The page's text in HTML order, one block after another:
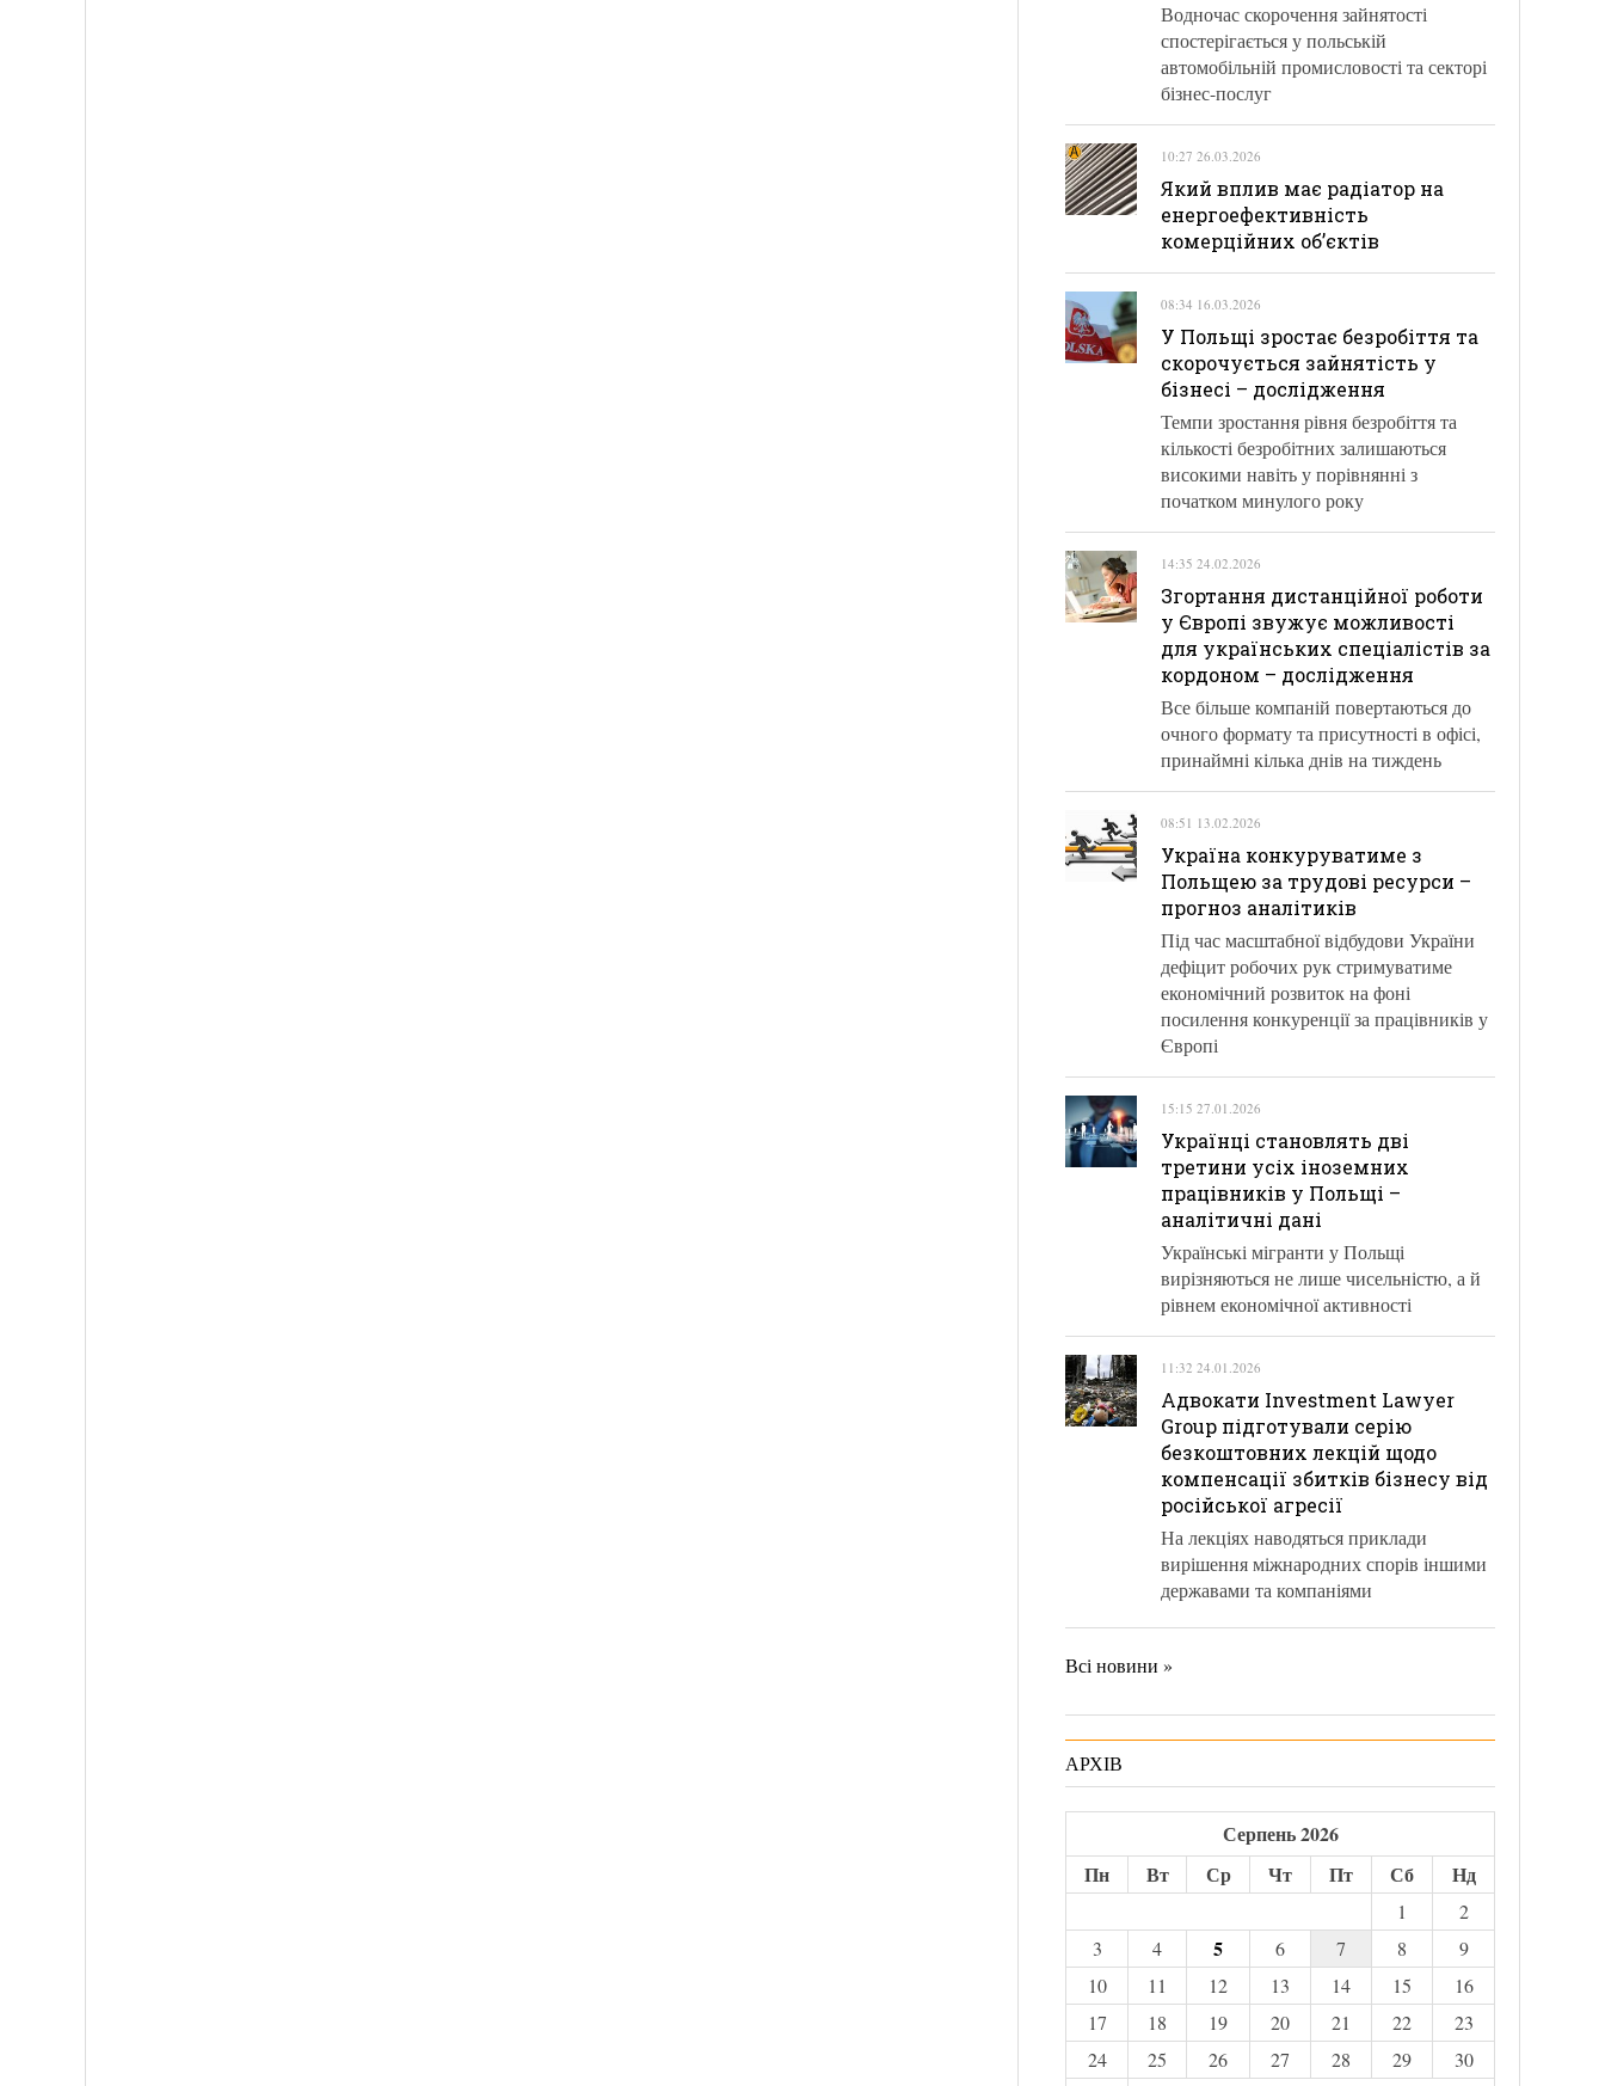
Водночас скорочення зайнятості
спостерігається у польській
автомобільній промисловості та секторі
бізнес-послуг
10:27 26.03.2026
Який вплив має радіатор на
енергоефективність
комерційних об’єктів
08:34 16.03.2026
У Польщі зростає безробіття та
скорочується зайнятість у
бізнесі – дослідження
Темпи зростання рівня безробіття та
кількості безробітних залишаються
високими навіть у порівнянні з
початком минулого року
14:35 24.02.2026
Згортання дистанційної роботи
у Європі звужує можливості
для українських спеціалістів за
кордоном – дослідження
Все більше компаній повертаються до
очного формату та присутності в офісі,
принаймні кілька днів на тиждень
08:51 13.02.2026
Україна конкуруватиме з
Польщею за трудові ресурси –
прогноз аналітиків
Під час масштабної відбудови України
дефіцит робочих рук стримуватиме
економічний розвиток на фоні
посилення конкуренції за працівників у
Європі
15:15 27.01.2026
Українці становлять дві
третини усіх іноземних
працівників у Польщі –
аналітичні дані
Українські мігранти у Польщі
вирізняються не лише чисельністю, а й
рівнем економічної активності
11:32 24.01.2026
Адвокати Investment Lawyer
Group підготували серію
безкоштовних лекцій щодо
компенсації збитків бізнесу від
російської агресії
На лекціях наводяться приклади
вирішення міжнародних спорів іншими
державами та компаніями
Всі новини »
АРХІВ
Серпень 2026
Пн
Вт Ср Чт Пт Сб Нд
1
2
3
4 5 6 7 8
9
10
11 12 13 14 15
16
17
18 19 20 21 22
23
24
25 26 27 28 29
30